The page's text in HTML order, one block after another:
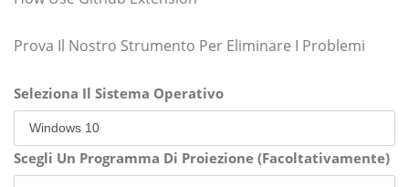
Prova Il Nostro Strumento Per Eliminare I Problemi
Seleziona Il Sistema Operativo
Scegli Un Programma Di Proiezione (Facoltativamente)